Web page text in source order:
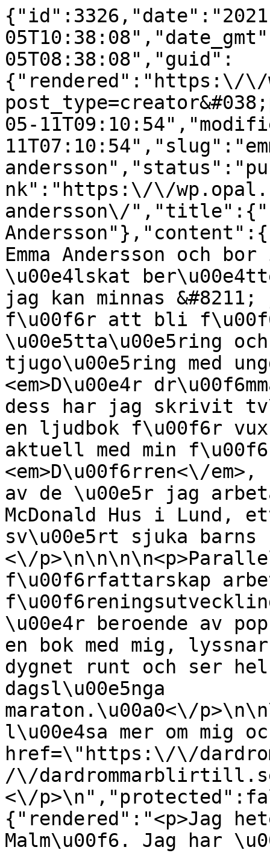
05T08:38:08","guid":
{"rendered":"https:\/\/
05-
nk":"https:\/\/
andersson\/
Emma Andersson och
\u00e4lskat
jag kan minnas &#8211;
f\u00f6r att bli
\u00e5tta\u00e5ring och
tjugo\u00e5ring med
<em>D\u00e4r
dess har jag skrivit
en ljudbok f\u00f6r
aktuell med min
<em>D\u00f6rren<\/
av de \u00e5r jag
McDonald Hus i Lund,
sv\u00e5rt sjuka
<\/
f\u00f6rfattarskap
\u00e4r beroende av
en bok med mig,
dygnet runt och ser
dagsl\u00e5nga
maraton.\u00a0<\/
l\u00e4sa mer om mig
href=\"https:\/\/
/\/
<\/
{"rendered":"<p>Jag
Malm\u00f6. Jag har